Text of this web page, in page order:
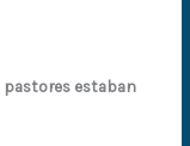
pastores estaban